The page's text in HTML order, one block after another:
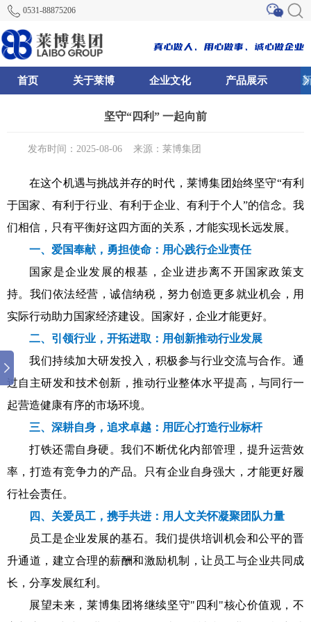
0531-88875206
首页 关于莱博 企业文化 产品展示
坚守“四利” 一起向前
发布时间：2025-08-06 来源：莱博集团
在这个机遇与挑战并存的时代，莱博集团始终坚守“有利
于国家、有利于行业、有利于企业、有利于个人”的信念。我
们相信，只有平衡好这四方面的关系，才能实现长远发展。
一、爱国奉献，勇担使命：用心践行企业责任
国家是企业发展的根基，企业进步离不开国家政策支
持。我们依法经营，诚信纳税，努力创造更多就业机会，用
实际行动助力国家经济建设。国家好，企业才能更好。
二、引领行业，开拓进取：用创新推动行业发展
我们持续加大研发投入，积极参与行业交流与合作。通
过自主研发和技术创新，推动行业整体水平提高，与同行一
起营造健康有序的市场环境。
三、深耕自身，追求卓越：用匠心打造行业标杆
打铁还需自身硬。我们不断优化内部管理，提升运营效
率，打造有竞争力的产品。只有企业自身强大，才能更好履
行社会责任。
四、关爱员工，携手共进：用人文关怀凝聚团队力量
员工是企业发展的基石。我们提供培训机会和公平的晋
升通道，建立合理的薪酬和激励机制，让员工与企业共同成
长，分享发展红利。
展望未来，莱博集团将继续坚守"四利"核心价值观，不